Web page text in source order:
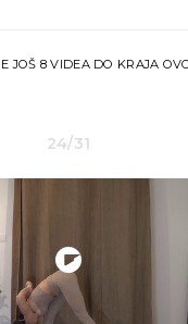
JOŠ 8 VIDEA DO KRAJA
24/31